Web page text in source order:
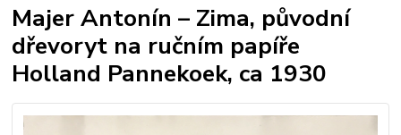
Majer Antonín – Zima, původní
dřevoryt na ručním papíře
Holland Pannekoek, ca 1930